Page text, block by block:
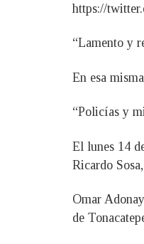
https://
“Lamento y
En esa
“Policías y
El lunes 14
Ricardo
Omar
de